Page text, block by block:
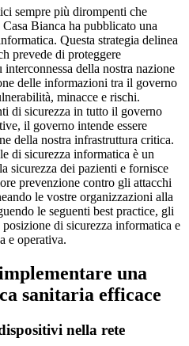
sempre più dirompenti che
Bianca ha pubblicato una
Questa strategia delinea
prevede di proteggere
della nostra nazione
delle informazioni tra il governo
minacce e rischi.
di sicurezza in tutto il governo
il governo intende essere
della nostra infrastruttura critica.
di sicurezza informatica è un
sicurezza dei pazienti e fornisce
prevenzione contro gli attacchi
le vostre organizzazioni alla
le seguenti best practice, gli
di sicurezza informatica e
e operativa.
una
sanitaria efficace
nella rete